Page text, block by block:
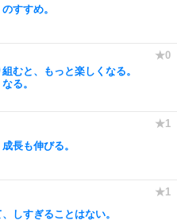
すすめ。
むと、もっと楽しくなる。
る。
長も伸びる。
しすぎることはない。